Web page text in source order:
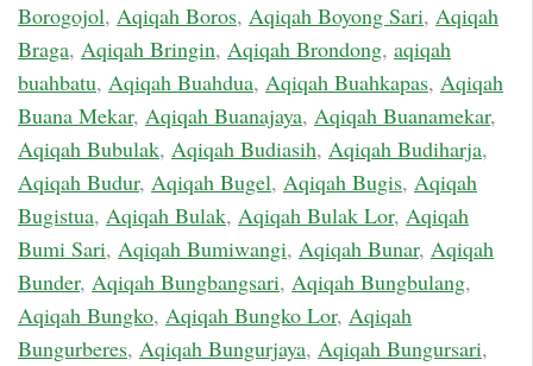
Borogojol, Aqiqah Boros, Aqiqah Boyong Sari, Aqiqah
Braga, Aqiqah Bringin, Aqiqah Brondong, aqiqah
buahbatu, Aqiqah Buahdua, Aqiqah Buahkapas, Aqiqah
Buana Mekar, Aqiqah Buanajaya, Aqiqah Buanamekar,
Aqiqah Bubulak, Aqiqah Budiasih, Aqiqah Budiharja,
Aqiqah Budur, Aqiqah Bugel, Aqiqah Bugis, Aqiqah
Bugistua, Aqiqah Bulak, Aqiqah Bulak Lor, Aqiqah
Bumi Sari, Aqiqah Bumiwangi, Aqiqah Bunar, Aqiqah
Bunder, Aqiqah Bungbangsari, Aqiqah Bungbulang,
Aqiqah Bungko, Aqiqah Bungko Lor, Aqiqah
Bungurberes, Aqiqah Bungurjaya, Aqiqah Bungursari,